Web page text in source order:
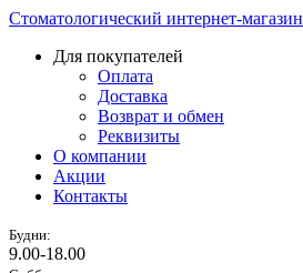
Стоматологический интернет-магазин
Для покупателей
Оплата
Доставка
Возврат и обмен
Реквизиты
О компании
Акции
Контакты
Будни:
9.00-18.00